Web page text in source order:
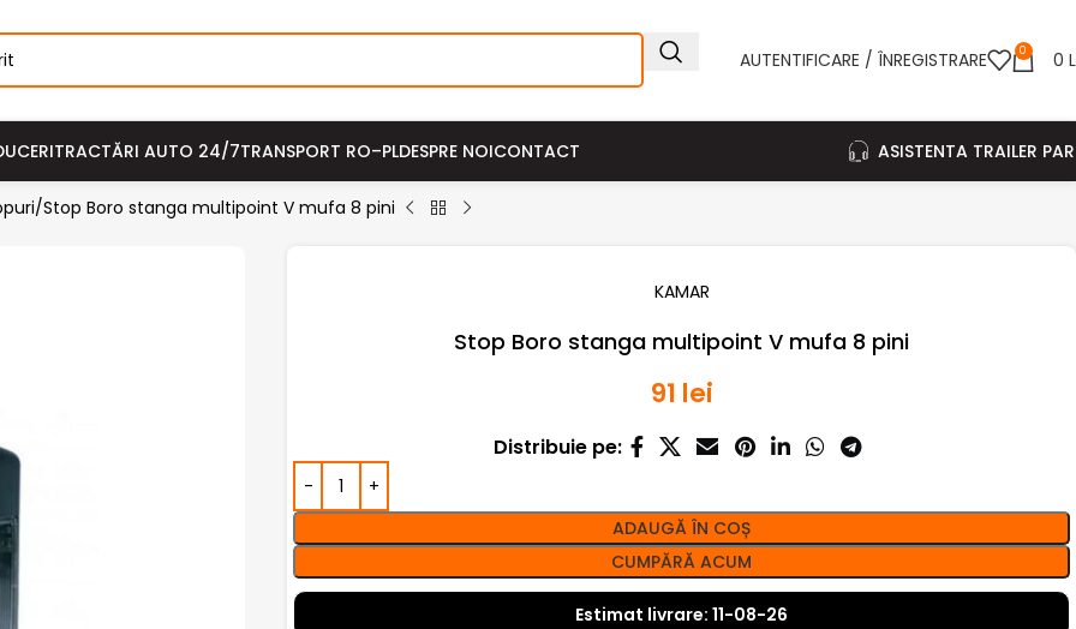
AUTENTIFICARE / ÎNREGISTRARE 0 0
TRACTĂRI AUTO 24/7TRANSPORT RO–PLDESPRE NOICONTACT ASISTENTA TRAILER
Stop Boro stanga multipoint V mufa 8 pini
KAMAR
Stop Boro stanga multipoint V mufa 8 pini
91 lei
Distribuie pe:
ADAUGĂ ÎN COȘ
CUMPĂRĂ ACUM
Estimat livrare: 11-08-26